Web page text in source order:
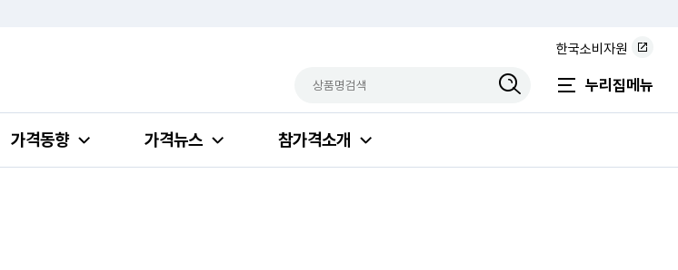
한국소비자원
누리집메뉴
가격동향 가격뉴스 참가격소개